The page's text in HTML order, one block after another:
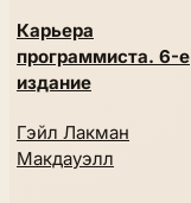
Карьера
программиста. 6-е
издание
Гэйл Лакман
Макдауэлл